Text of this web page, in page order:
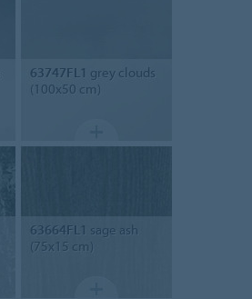
63747FL1 grey clouds
(100x50 cm)
63664FL1 sage ash
(75x15 cm)